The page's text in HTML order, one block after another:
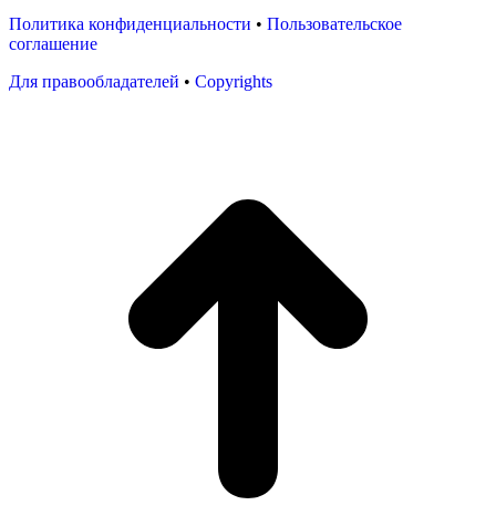
Политика конфиденциальности • Пользовательское
соглашение
Для правообладателей • Copyrights